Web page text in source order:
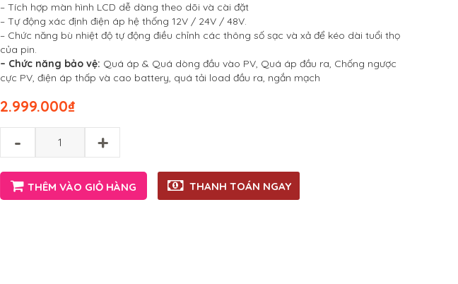
– Tích hợp màn hình LCD dễ dàng theo dõi và cài đặt
– Tự động xác định điện áp hệ thống 12V / 24V / 48V.
– Chức năng bù nhiệt độ tự động điều chỉnh các thông số sạc và xả để kéo dài tuổi thọ
của pin.
– Chức năng bảo vệ: Quá áp & Quá dòng đầu vào PV, Quá áp đầu ra, Chống ngược
cực PV, điện áp thấp và cao battery, quá tải load đầu ra, ngắn mạch
₫
2.999.000
- +
THÊM VÀO GIỎ HÀNG THANH TOÁN NGAY